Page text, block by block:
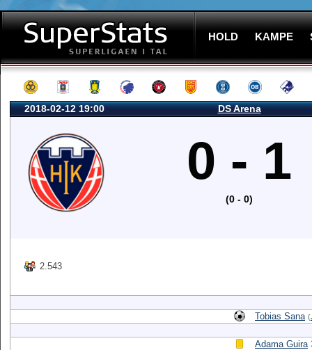
HOLD KAMPE
2018-02-12 19:00 DS Arena
0 - 1
(0 - 0)
2.543
Tobias Sana (
Adama Guira